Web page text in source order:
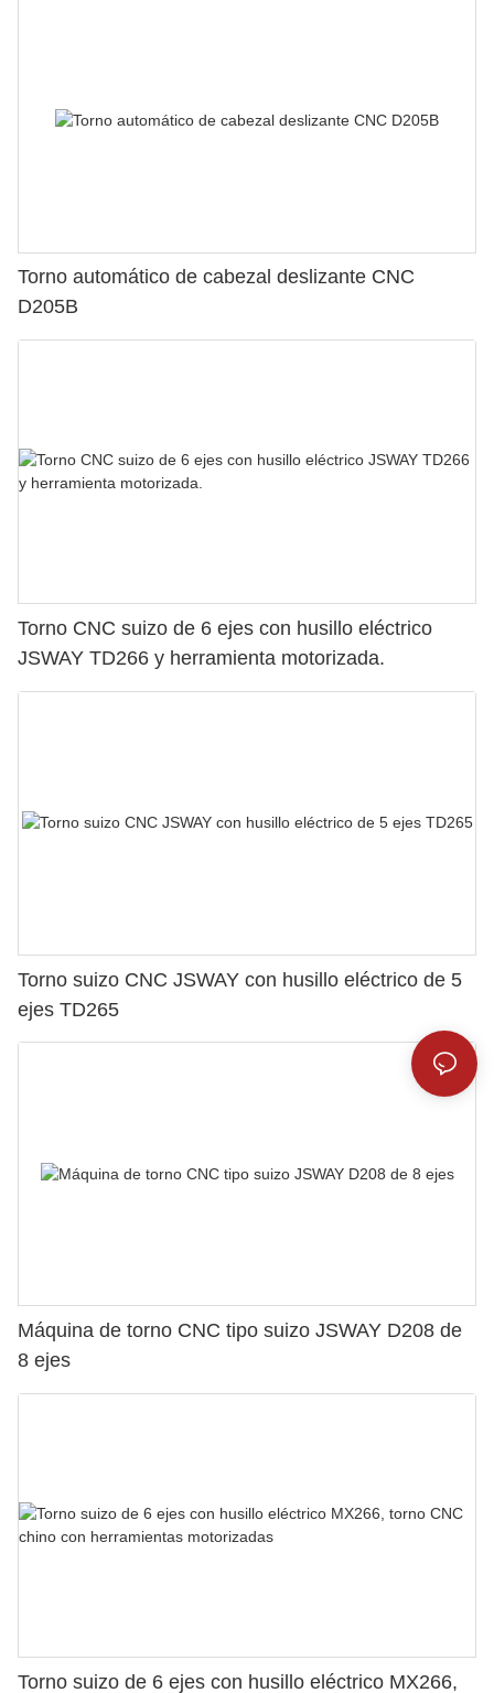
Torno automático de cabezal deslizante CNC
D205B
Torno CNC suizo de 6 ejes con husillo eléctrico
JSWAY TD266 y herramienta motorizada.
Torno suizo CNC JSWAY con husillo eléctrico de 5
ejes TD265
Máquina de torno CNC tipo suizo JSWAY D208 de
8 ejes
Torno suizo de 6 ejes con husillo eléctrico MX266,